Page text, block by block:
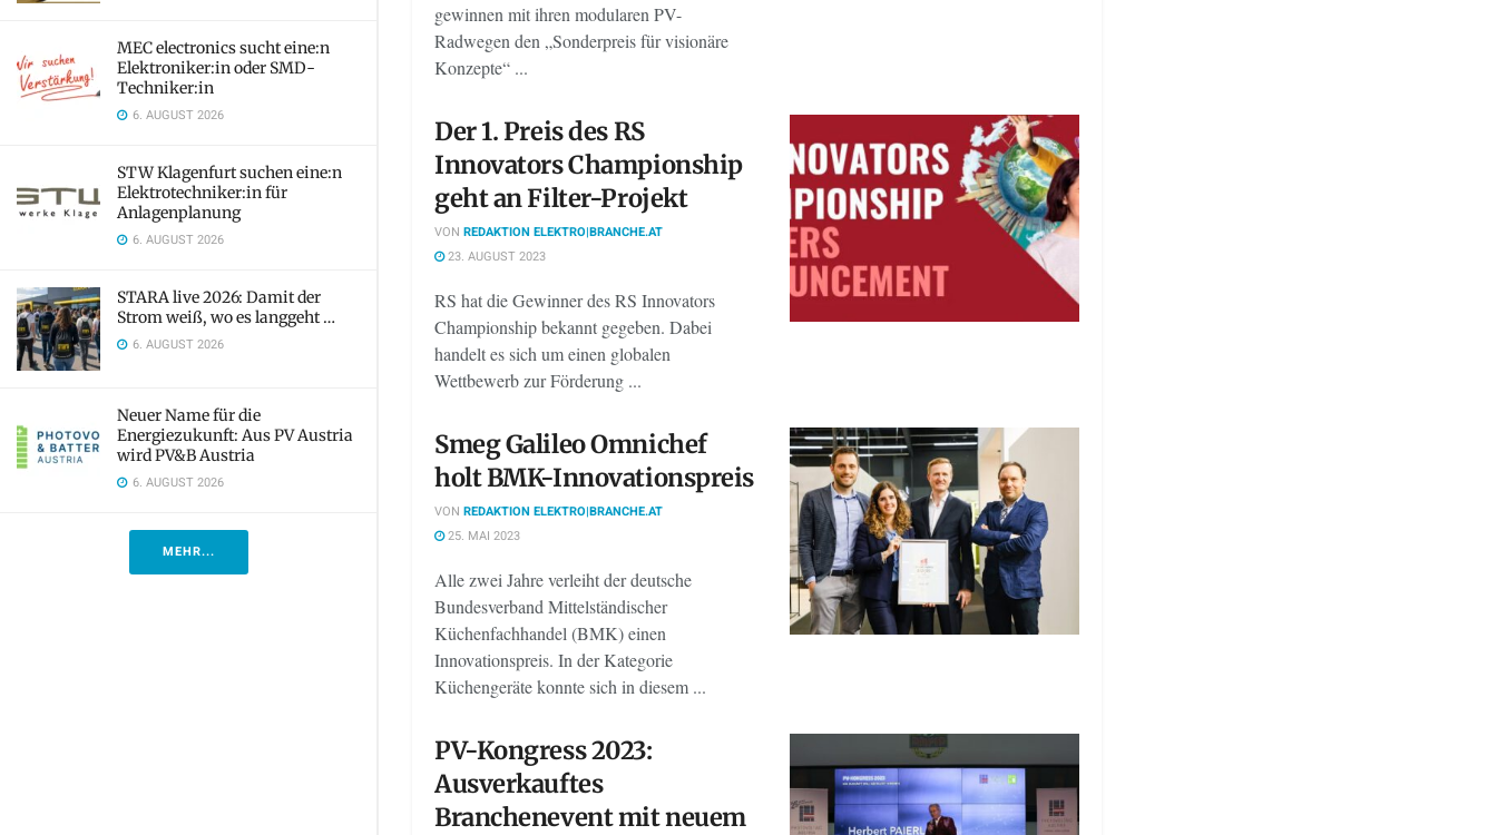
MEC electronics sucht eine:n
Elektroniker:in oder SMD-
Techniker:in
6. AUGUST 2026
STW Klagenfurt suchen eine:n
Elektrotechniker:in für
Anlagenplanung
6. AUGUST 2026
STARA live 2026: Damit der
Strom weiß, wo es langgeht …
6. AUGUST 2026
Neuer Name für die
Energiezukunft: Aus PV Austria
wird PV&B Austria
6. AUGUST 2026
MEHR...
gewinnen mit ihren modularen PV-
Radwegen den „Sonderpreis für visionäre
Konzepte“ ...
Der 1. Preis des RS
Innovators Championship
geht an Filter-Projekt
VON REDAKTION ELEKTRO|BRANCHE.AT
23. AUGUST 2023
RS hat die Gewinner des RS Innovators
Championship bekannt gegeben. Dabei
handelt es sich um einen globalen
Wettbewerb zur Förderung ...
Smeg Galileo Omnichef
holt BMK-Innovationspreis
VON REDAKTION ELEKTRO|BRANCHE.AT
25. MAI 2023
Alle zwei Jahre verleiht der deutsche
Bundesverband Mittelständischer
Küchenfachhandel (BMK) einen
Innovationspreis. In der Kategorie
Küchengeräte konnte sich in diesem ...
PV-Kongress 2023:
Ausverkauftes
Branchenevent mit neuem